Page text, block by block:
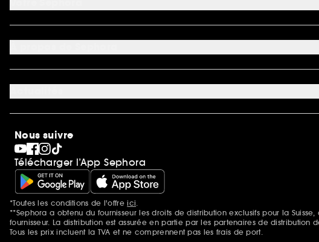
Mon compte
Préférence cookies
Découvrir Sephora
Carrière
SEPHORA Prize
Clean at Sephora
Pride
Nous suivre
Télécharger l’App Sephora
Mentions additionnelles
*Toutes les conditions de l'offreici.
**Sephora a obtenu du fournisseur les droits de distribution exclusifs pour la
fournisseur. La distribution est assurée en partie par les partenaires de distribution
Tous les prix incluent la TVA et ne comprennent pas les frais de port.